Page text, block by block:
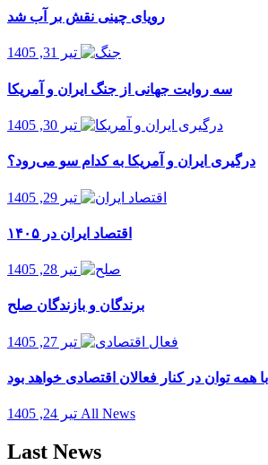
رویای چینی نقش بر آب شد
تیر 31, 1405
سه روایت جهانی از جنگ ایران و آمریکا
تیر 30, 1405
درگیری ایران و آمریکا به کدام سو می‌رود؟
تیر 29, 1405
اقتصاد ایران در ۱۴۰۵
تیر 28, 1405
برندگان و بازندگان صلح
تیر 27, 1405
همه توان در کنار فعالان اقتصادی خواهد بود
تیر 24, 1405 All News
Last News